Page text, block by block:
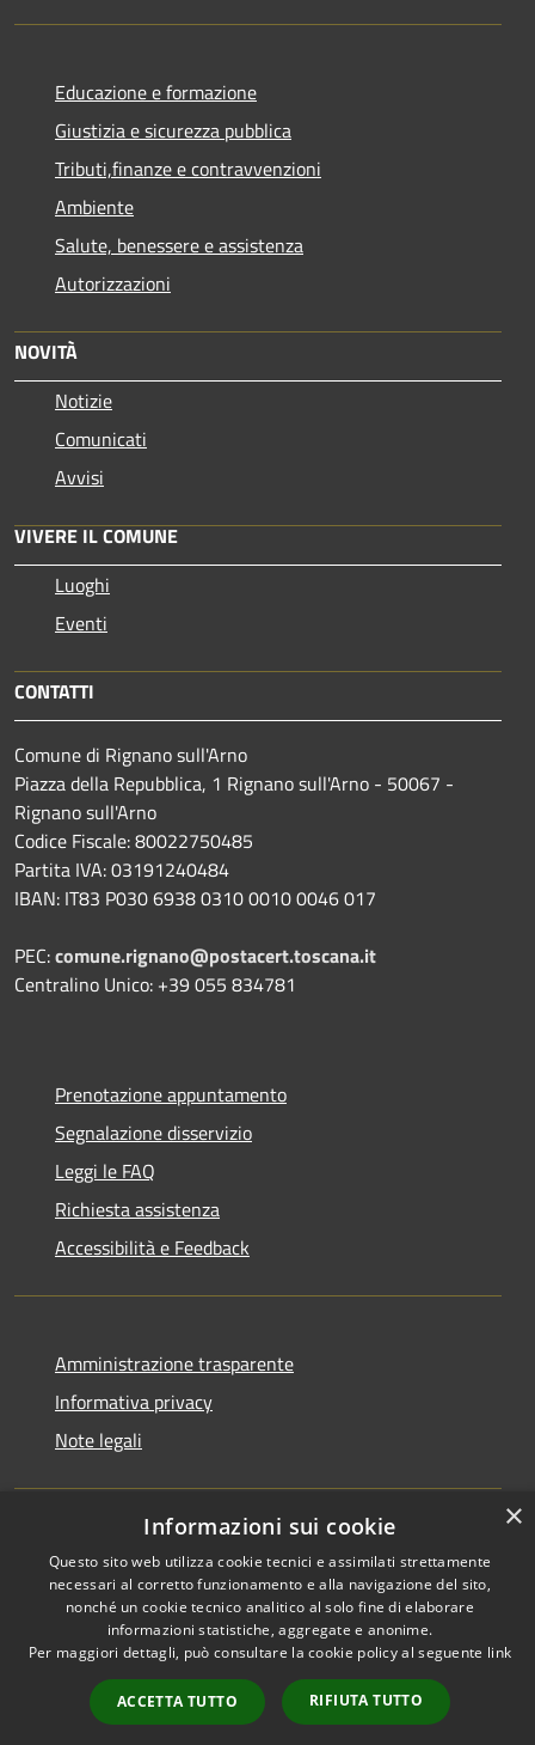
Educazione e formazione
Giustizia e sicurezza pubblica
Tributi,finanze e contravvenzioni
Ambiente
Salute, benessere e assistenza
Autorizzazioni
NOVITÀ
Notizie
Comunicati
Avvisi
VIVERE IL COMUNE
Luoghi
Eventi
CONTATTI
Comune di Rignano sull'Arno
Piazza della Repubblica, 1 Rignano sull'Arno - 50067 -
Rignano sull'Arno
Codice Fiscale: 80022750485
Partita IVA: 03191240484
IBAN: IT83 P030 6938 0310 0010 0046 017
PEC:comune.rignano@postacert.toscana.it
Centralino Unico: +39 055 834781
Prenotazione appuntamento
Segnalazione disservizio
Leggi le FAQ
Richiesta assistenza
Accessibilità e Feedback
Amministrazione trasparente
Informativa privacy
Note legali
RSS
Accessibilità
Privacy
Cookie
Mappa del sito
IBAN, CCP, fatturazione
elettronica e altri codici
×
Informazioni sui cookie
Questo sito web utilizza cookie tecnici e assimilati strettamente
necessari al corretto funzionamento e alla navigazione del sito,
nonché un cookie tecnico analitico al solo fine di elaborare
informazioni statistiche, aggregate e anonime.
Per maggiori dettagli, può consultare la cookie policy al seguente link
ACCETTA TUTTO RIFIUTA TUTTO